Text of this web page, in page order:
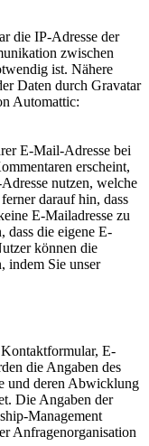
die IP-Adresse der
zwischen
ist. Nähere
Daten durch Gravatar
Automattic:
E-Mail-Adresse bei
erscheint,
nutzen, welche
darauf hin, dass
E-Mailadresse zu
dass die eigene E-
können die
indem Sie unser
E-
die Angaben des
und deren Abwicklung
Die Angaben der
Management
Anfragenorganisation